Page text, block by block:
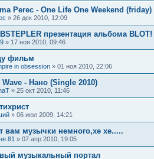
Perec - One Life One Weekend (friday)
» 26 дек 2010, 12:09
презентация альбома BLOT!
» 17 ноя 2010, 09:46
фильм
in obsession » 01 ноя 2010, 22:06
Wave - Нано (Single 2010)
» 25 окт 2010, 11:46
» 06 июл 2009, 14:21
вам музычки немного,хе хе.....
» 07 апр 2010, 19:05
музыкальный портал